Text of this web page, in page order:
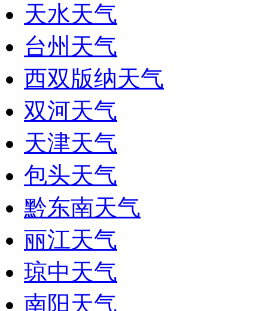
天水天气
台州天气
西双版纳天气
双河天气
天津天气
包头天气
黔东南天气
丽江天气
琼中天气
南阳天气